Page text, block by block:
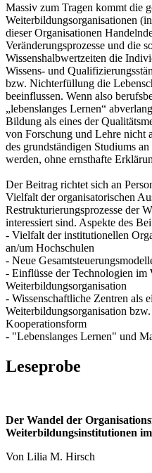
Massiv zum Tragen kommt die
Weiterbildungsorganisationen
dieser Organisationen
Veränderungsprozesse und die
Wissenshalbwertzeiten die
Wissens- und
bzw. Nichterfüllung die
beeinflussen. Wenn also
„lebenslanges Lernen“
Bildung als eines der
von Forschung und Lehre nicht
des grundständigen Studiums
werden, ohne ernsthafte
Der Beitrag richtet sich an
Vielfalt der organisatorischen
Restrukturierungsprozesse der
interessiert sind. Aspekte des
- Vielfalt der institutionellen
an/um Hochschulen
- Neue
- Einflüsse der Technologien im
Weiterbildungsorganisation
- Wissenschaftliche Zentren als
Weiterbildungsorganisation
Kooperationsform
- "Lebenslanges Lernen" und
Leseprobe
Der Wandel der
Weiterbildungsinstitutionen
Von Lilia M. Hirsch